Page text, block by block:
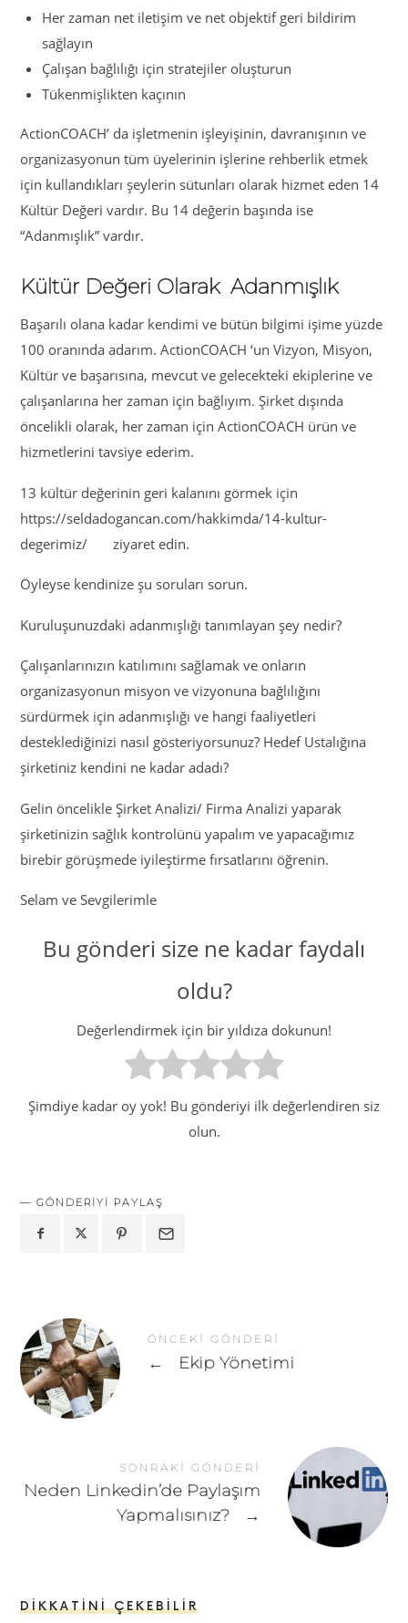
Her zaman net iletişim ve net objektif geri bildirim
sağlayın
Çalışan bağlılığı için stratejiler oluşturun
Tükenmişlikten kaçının
ActionCOACH’ da işletmenin işleyişinin, davranışının ve
organizasyonun tüm üyelerinin işlerine rehberlik etmek
için kullandıkları şeylerin sütunları olarak hizmet eden 14
Kültür Değeri vardır. Bu 14 değerin başında ise
“Adanmışlık” vardır.
Kültür Değeri Olarak Adanmışlık
Başarılı olana kadar kendimi ve bütün bilgimi işime yüzde
100 oranında adarım. ActionCOACH ‘un Vizyon, Misyon,
Kültür ve başarısına, mevcut ve gelecekteki ekiplerine ve
çalışanlarına her zaman için bağlıyım. Şirket dışında
öncelikli olarak, her zaman için ActionCOACH ürün ve
hizmetlerini tavsiye ederim.
13 kültür değerinin geri kalanını görmek için
https://seldadogancan.com/hakkimda/14-kultur-
degerimiz/ ziyaret edin.
Öyleyse kendinize şu soruları sorun.
Kuruluşunuzdaki adanmışlığı tanımlayan şey nedir?
Çalışanlarınızın katılımını sağlamak ve onların
organizasyonun misyon ve vizyonuna bağlılığını
sürdürmek için adanmışlığı ve hangi faaliyetleri
desteklediğinizi nasıl gösteriyorsunuz? Hedef Ustalığına
şirketiniz kendini ne kadar adadı?
Gelin öncelikle Şirket Analizi/ Firma Analizi yaparak
şirketinizin sağlık kontrolünü yapalım ve yapacağımız
birebir görüşmede iyileştirme fırsatlarını öğrenin.
Selam ve Sevgilerimle
Bu gönderi size ne kadar faydalı
oldu?
Değerlendirmek için bir yıldıza dokunun!
Şimdiye kadar oy yok! Bu gönderiyi ilk değerlendiren siz
olun.
GÖNDERIYI PAYLAŞ
ÖNCEKI GÖNDERI
← Ekip Yönetimi
SONRAKI GÖNDERI
Neden Linkedin’de Paylaşım
Yapmalısınız?
→
DIKKATINI ÇEKEBILIR